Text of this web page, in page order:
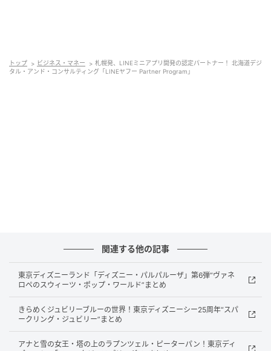
北海道デジタル・アンド・コンサルティングは、2026
年度の「LINEヤフー Partner Program」において
「Technology Partner」のLINEミニアプリ部門に認定
されます。
トップ ビジネス・マネー
札幌発、LINEミニアプリ開発の認定パートナー！ 北海道デジ
タル・アンド・コンサルティング「LINEヤフー Partner Program」
関連する他の記事
東京ディズニーランド「ディズニー・パルパルーザ」第6弾“ヴァネ
ロペのスウィーツ・ポップ・ワールド”まとめ
きらめくジュビリーブルーの世界！東京ディズニーシー25周年“スパ
ークリング・ジュビリー”まとめ
アナと雪の女王・塔の上のラプンツェル・ピーターパン！東京ディ